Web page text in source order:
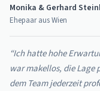
Monika & Gerhard
Ehepaar aus Wien
“Ich hatte hohe
war makellos, die
dem Team jederzeit